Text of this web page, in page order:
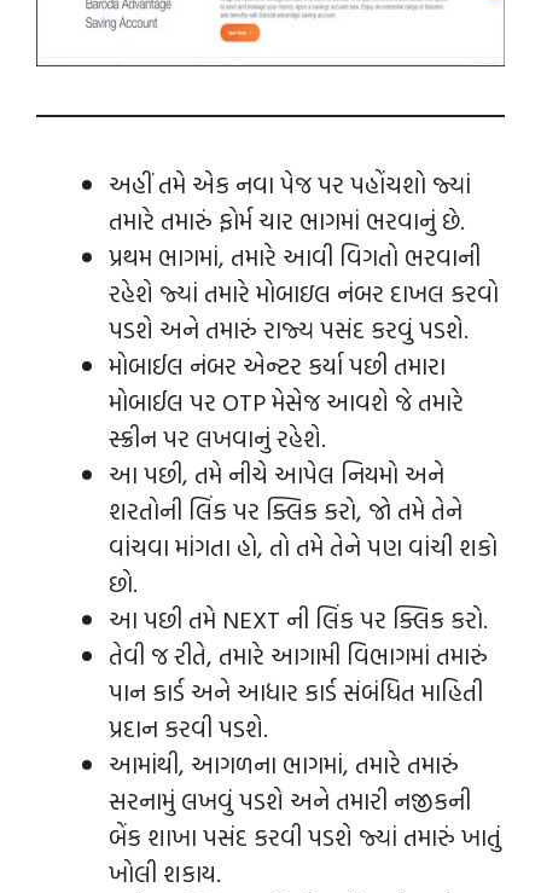
અહીં તમે એક નવા પેજ પર પહોંચશો જ્યાં
તમારે તમારું ફોર્મ ચાર ભાગમાં ભરવાનું છે.
પ્રથમ ભાગમાં, તમારે આવી વિગતો ભરવાની
રહેશે જ્યાં તમારે મોબાઇલ નંબર દાખલ કરવો
પડશે અને તમારું રાજ્ય પસંદ કરવું પડશે.
મોબાઈલ નંબર એન્ટર કર્યા પછી તમારા
મોબાઈલ પર OTP મેસેજ આવશે જે તમારે
સ્ક્રીન પર લખવાનું રહેશે.
આ પછી, તમે નીચે આપેલ નિયમો અને
શરતોની લિંક પર ક્લિક કરો, જો તમે તેને
વાંચવા માંગતા હો, તો તમે તેને પણ વાંચી શકો
છો.
આ પછી તમે NEXT ની લિંક પર ક્લિક કરો.
તેવી જ રીતે, તમારે આગામી વિભાગમાં તમારું
પાન કાર્ડ અને આધાર કાર્ડ સંબંધિત માહિતી
પ્રદાન કરવી પડશે.
આમાંથી, આગળના ભાગમાં, તમારે તમારું
સરનામું લખવું પડશે અને તમારી નજીકની
બેંક શાખા પસંદ કરવી પડશે જ્યાં તમારું ખાતું
ખોલી શકાય.